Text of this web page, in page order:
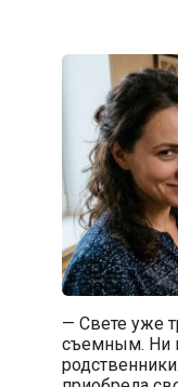
— Свете уже
съемным. Ни